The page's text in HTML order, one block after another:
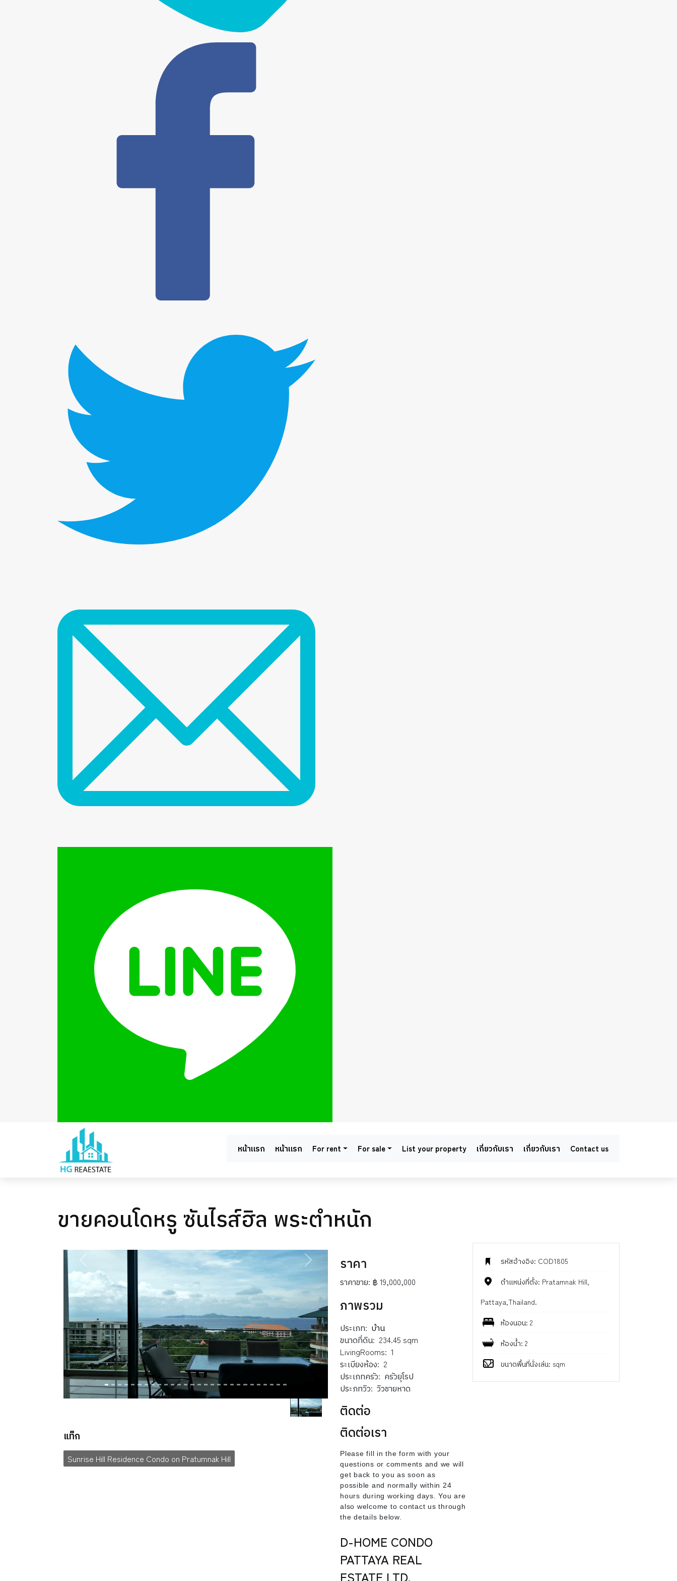
หน้าแรก หน้าแรก For rent For sale List your property เกี่ยวกับเรา เกี่ยวกับเรา Contact us
ขายคอนโดหรู ซันไรส์ฮิล พระตำหนัก
รหัสอ้างอิง: COD1805
ตำแหน่งที่ตั้ง: Pratamnak Hill,
Pattaya,Thailand.
ห้องนอน: 2
ห้องน้ำ: 2
ขนาดพื้นที่นั่งเล่น: sqm
PREVIOUS NEXT
แท็ก
Sunrise Hill Residence Condo on Pratumnak Hill
ราคา
ราคาขาย: ฿ 19,000,000
ภาพรวม
ประเภท: บ้าน
ขนาดที่ดิน: 234.45 sqm
LivingRooms: 1
ระเบียงห้อง: 2
ประเภทครัว: ครัวยุโรป
ประภทวิว: วิวชายหาด
ติดต่อ
ติดต่อเรา
Please fill in the form with your
questions or comments and we will
get back to you as soon as
possible and normally within 24
hours during working days. You are
also welcome to contact us through
the details below.
D-HOME CONDO
PATTAYA REAL
ESTATE LTD.